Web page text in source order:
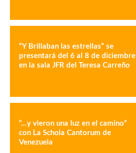
“Y Brillaban las estrellas” se
presentará del 6 al 8 de diciembre
en la sala JFR del Teresa Carreño
“…y vieron una luz en el camino”
con La Schola Cantorum de
Venezuela